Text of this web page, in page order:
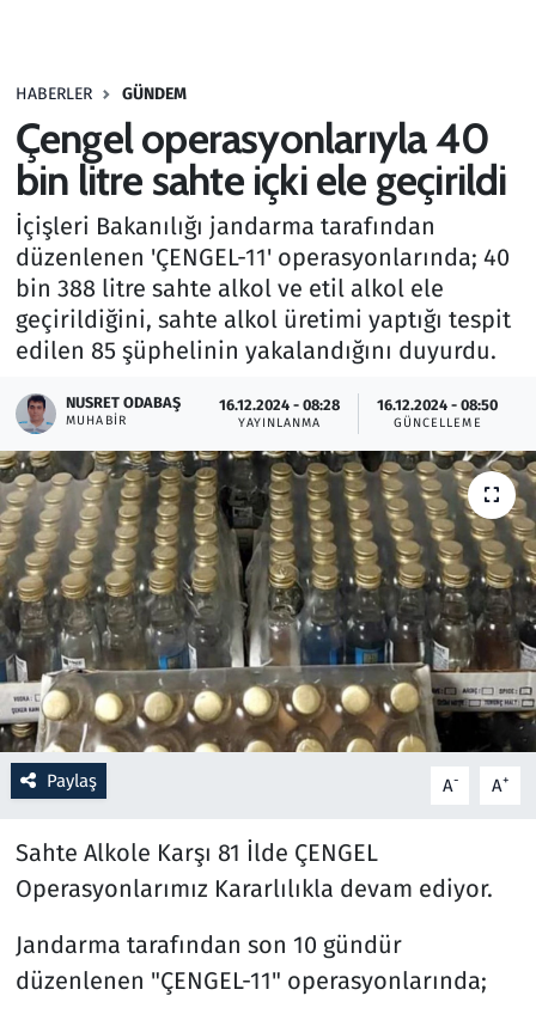
HABERLER GÜNDEM
Çengel operasyonlarıyla 40
bin litre sahte içki ele geçirildi
İçişleri Bakanılığı jandarma tarafından
düzenlenen 'ÇENGEL-11' operasyonlarında; 40
bin 388 litre sahte alkol ve etil alkol ele
geçirildiğini, sahte alkol üretimi yaptığı tespit
edilen 85 şüphelinin yakalandığını duyurdu.
NUSRET ODABAŞ
MUHABIR
16.12.2024 - 08:28
YAYINLANMA
16.12.2024 - 08:50
GÜNCELLEME
Paylaş A- A+
Sahte Alkole Karşı 81 İlde ÇENGEL
Operasyonlarımız Kararlılıkla devam ediyor.
Jandarma tarafından son 10 gündür
düzenlenen "ÇENGEL-11" operasyonlarında;
Haber
Kültür Sanat
Kurumsal Haberler
Lezzet Durağı
Memur ve Kamu
Otomobil
Oyun
Ramazan
Resmi İlanlar
Rüya Tabirleri
Sağlık
Savunma Sanayi
Spor
Teknoloji ve Bilim